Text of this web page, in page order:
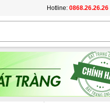
Hotline: 0868.26.26.26